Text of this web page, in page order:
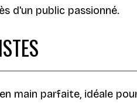
d'un public passionné.
main parfaite, idéale